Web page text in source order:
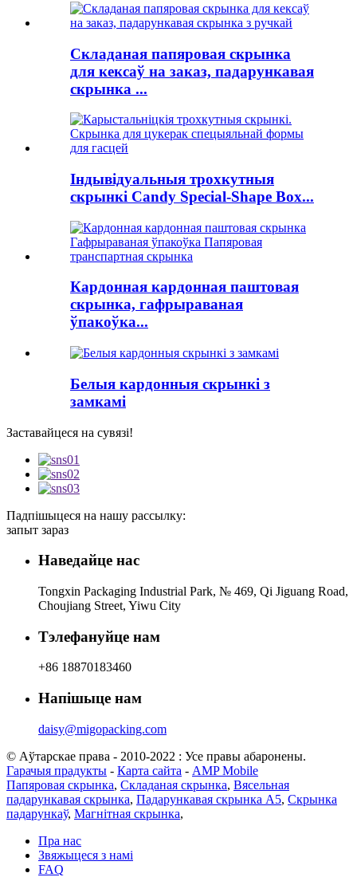
Складаная папяровая скрынка
для кексаў на заказ, падарункавая
скрынка ...
Індывідуальныя трохкутныя
скрынкі Candy Special-Shape Box...
Кардонная кардонная паштовая
скрынка, гафрыраваная
ўпакоўка...
Белыя кардонныя скрынкі з
замкамі
Заставайцеся на сувязі!
Падпішыцеся на нашу рассылку:
запыт зараз
Наведайце нас
Tongxin Packaging Industrial Park, № 469, Qi Jiguang Road,
Choujiang Street, Yiwu City
Тэлефануйце нам
+86 18870183460
Напішыце нам
daisy@migopacking.com
© Аўтарскае права - 2010-2022 : Усе правы абаронены.
Гарачыя прадукты - Карта сайта - AMP Mobile
Папяровая скрынка, Складаная скрынка, Вясельная
падарункавая скрынка, Падарункавая скрынка А5, Скрынка
падарункаў, Магнітная скрынка,
Пра нас
Звяжыцеся з намі
FAQ